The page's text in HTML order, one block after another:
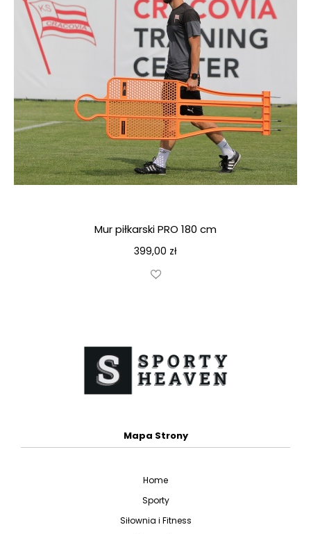
Mur piłkarski PRO 180 cm
399,00 zł
Mapa Strony
Home
Sporty
Siłownia i Fitness